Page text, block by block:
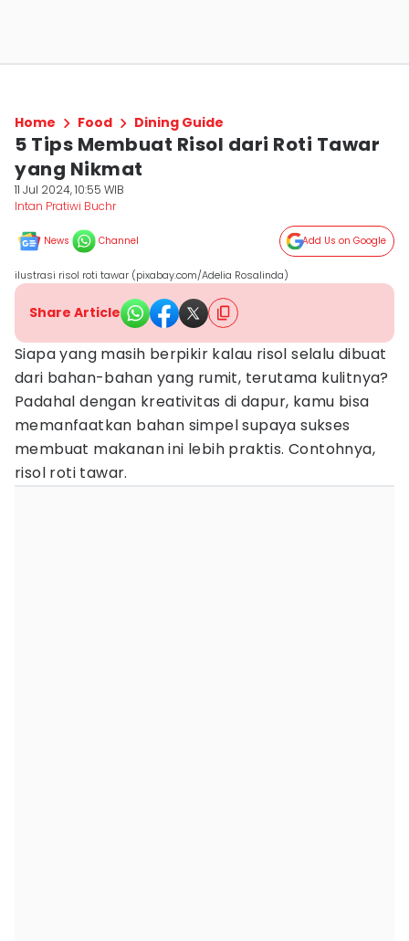
Home Food Dining Guide
5 Tips Membuat Risol dari Roti Tawar
yang Nikmat
11 Jul 2024, 10:55 WIB
Intan Pratiwi Buchr
News Channel Add Us on Google
ilustrasi risol roti tawar (pixabay.com/Adelia Rosalinda)
Share Article
Siapa yang masih berpikir kalau risol selalu dibuat
dari bahan-bahan yang rumit, terutama kulitnya?
Padahal dengan kreativitas di dapur, kamu bisa
memanfaatkan bahan simpel supaya sukses
membuat makanan ini lebih praktis. Contohnya,
risol roti tawar.